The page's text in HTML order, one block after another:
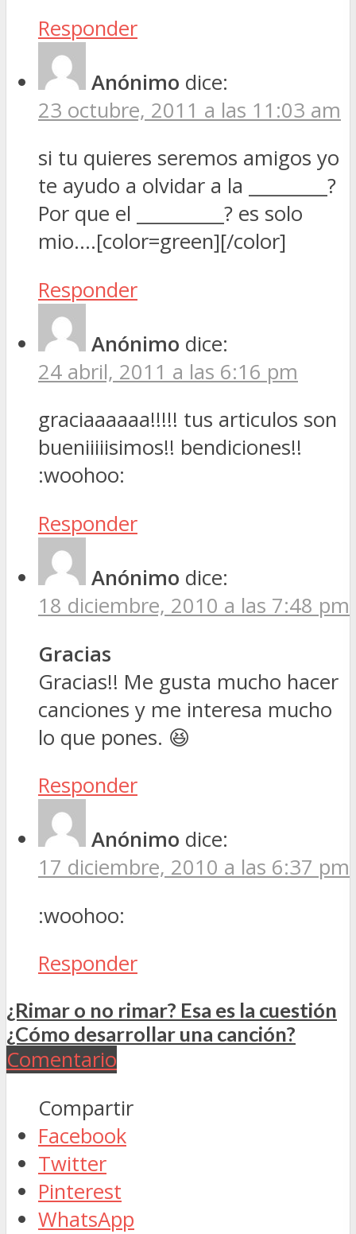
Responder
Anónimo dice:
23 octubre, 2011 a las 11:03 am
si tu quieres seremos amigos yo
te ayudo a olvidar a la _________?
Por que el __________? es solo
mio….[color=green][/color]
Responder
Anónimo dice:
24 abril, 2011 a las 6:16 pm
graciaaaaaa!!!!! tus articulos son
bueniiiiisimos!! bendiciones!!
:woohoo:
Responder
Anónimo dice:
18 diciembre, 2010 a las 7:48 pm
Gracias
Gracias!! Me gusta mucho hacer
canciones y me interesa mucho
lo que pones. 😆
Responder
Anónimo dice:
17 diciembre, 2010 a las 6:37 pm
:woohoo:
Responder
¿Rimar o no rimar? Esa es la cuestión
¿Cómo desarrollar una canción?
Comentario
Compartir
Facebook
Twitter
Pinterest
WhatsApp